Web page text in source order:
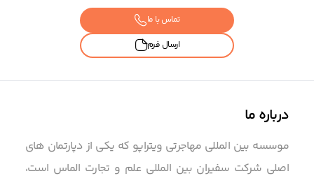
تماس با ما
ارسال فرم
درباره ما
موسسه بین المللی مهاجرتی ویتراپو که یکی از دپارتمان های
اصلی شرکت سفیران بین المللی علم و تجارت الماس است،